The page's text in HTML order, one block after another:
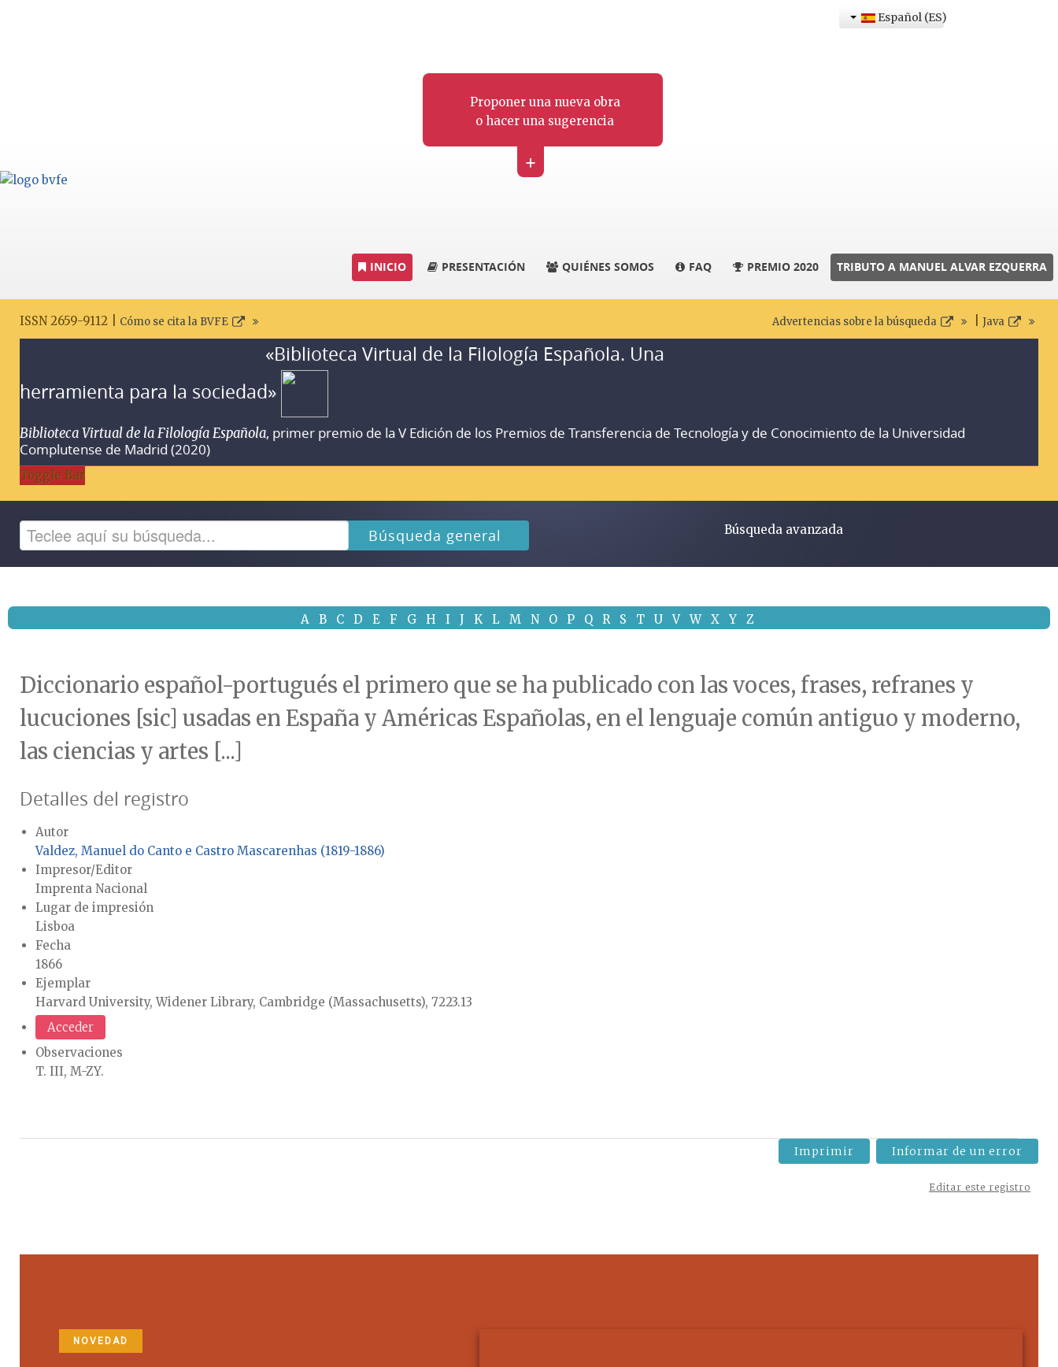
Proponer una nueva obra
o hacer una sugerencia
+
Español (ES)
INICIO PRESENTACIÓN QUIÉNES SOMOS FAQ PREMIO 2020 TRIBUTO A MANUEL ALVAR EZQUERRA
ISSN 2659-9112 | Cómo se cita la BVFE Advertencias sobre la búsqueda Java
«Biblioteca Virtual de la Filología Española. Una
herramienta para la sociedad»
Biblioteca Virtual de la Filología Española, primer premio de la V Edición de los Premios de Transferencia de Tecnología y de Conocimiento de la Universidad
Complutense de Madrid (2020)
Toggle Bar
Búsqueda general Búsqueda avanzada
A B C D E F G H I J K L M N O P Q R S T U V W X Y Z
Diccionario español-portugués el primero que se ha publicado con las voces, frases, refranes y
lucuciones [sic] usadas en España y Américas Españolas, en el lenguaje común antiguo y moderno,
las ciencias y artes [...]
Detalles del registro
Autor
Valdez, Manuel do Canto e Castro Mascarenhas (1819-1886)
Impresor/Editor
Imprenta Nacional
Lugar de impresión
Lisboa
Fecha
1866
Ejemplar
Harvard University, Widener Library, Cambridge (Massachusetts), 7223.13
Acceder
Observaciones
T. III, M-ZY.
Imprimir Informar de un error
Editar este registro
NOVEDAD